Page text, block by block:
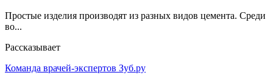
Простые изделия производят из разных видов цемента. Среди
во...
Рассказывает
Команда врачей-экспертов Зуб.ру